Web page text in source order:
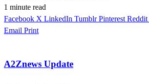
1 minute read
Facebook X LinkedIn Tumblr Pinterest Reddit
Email Print
A2Znews Update